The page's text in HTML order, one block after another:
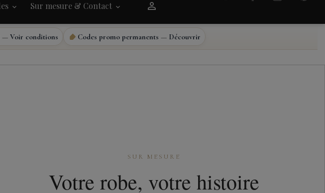
Sur mesure & Contact
— Voir conditions Codes promo permanents — Découvrir
SUR MESURE
Votre robe, votre histoire